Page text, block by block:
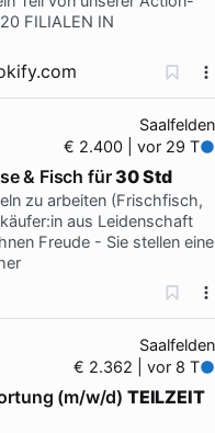
FILIALEN IN
Saalfelden
€ 2.400 | vor 29 T
& Fisch für30 Std
zu arbeiten (Frischfisch,
aus Leidenschaft
Freude - Sie stellen eine
Saalfelden
€ 2.362 | vor 8 T
(m/w/d) TEILZEIT